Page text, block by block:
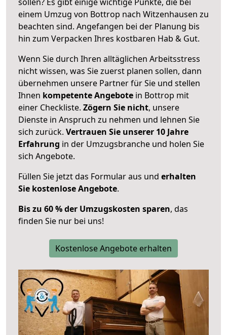
einem Umzug von Bottrop nach Witzenhausen zu
beachten sind. Angefangen bei der Planung bis
hin zum Verpacken Ihres kostbaren Hab & Gut.
Wenn Sie durch Ihren alltäglichen Arbeitsstress
nicht wissen, was Sie zuerst planen sollen, dann
übernehmen unsere Partner für Sie und stellen
Ihnen kompetente Angebote in Bottrop mit
einer Checkliste. Zögern Sie nicht, unsere
Dienste in Anspruch zu nehmen und lehnen Sie
sich zurück. Vertrauen Sie unserer 10 Jahre
Erfahrung in der Umzugsbranche und holen Sie
sich Angebote.
Füllen Sie jetzt das Formular aus und erhalten
Sie kostenlose Angebote.
Bis zu 60 % der Umzugskosten sparen, das
finden Sie nur bei uns!
Kostenlose Angebote erhalten